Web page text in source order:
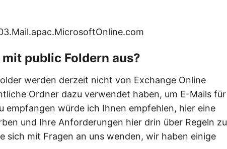
public Foldern aus?
werden derzeit nicht von Exchange Online
Ordner dazu verwendet haben, um E-Mails für
empfangen würde ich Ihnen empfehlen, hier eine
und Ihre Anforderungen hier drin über Regeln zu
sich mit Fragen an uns wenden, wir haben einige